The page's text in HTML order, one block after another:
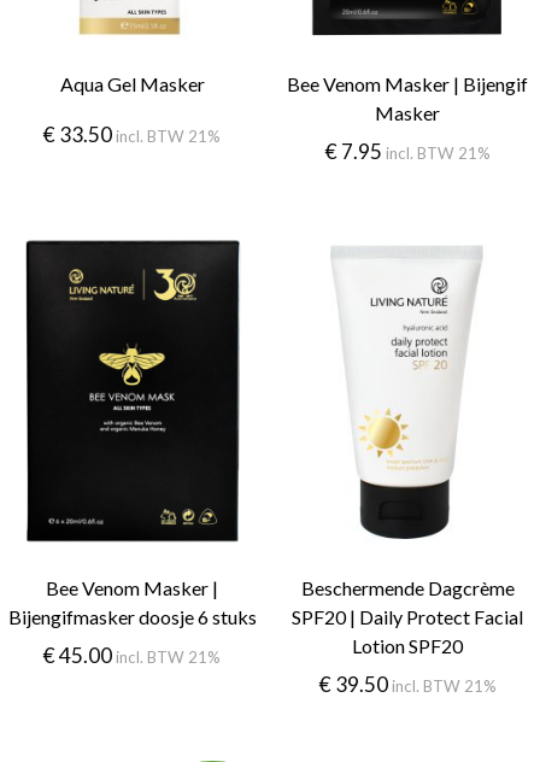
Aqua Gel Masker
€33.50 incl. BTW 21%
Bee Venom Masker | Bijengif
Masker
€7.95 incl. BTW 21%
Bee Venom Masker |
Bijengifmasker doosje 6 stuks
€45.00 incl. BTW 21%
Beschermende Dagcrème
SPF20 | Daily Protect Facial
Lotion SPF20
€39.50 incl. BTW 21%